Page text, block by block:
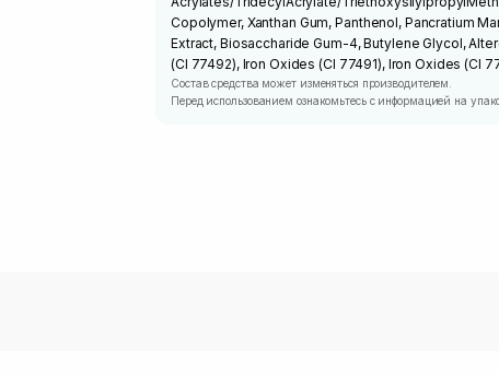
Copolymer, Xanthan Gum, Panthenol, Pancratium
Extract, Biosaccharide Gum-4, Butylene Glycol,
(CI 77492), Iron Oxides (CI 77491), Iron Oxides (CI
Состав средства может изменяться производителем.
Перед использованием ознакомьтесь с информацией на